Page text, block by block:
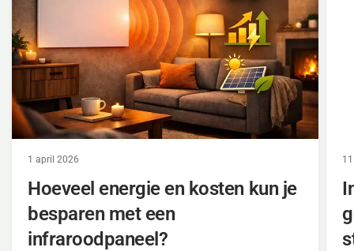
1 april 2026
Hoeveel energie en kosten kun je
besparen met een
infraroodpaneel?